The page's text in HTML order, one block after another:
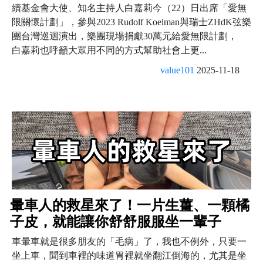
續基金會大使、知名主持人白嘉莉今（22）日出席「愛無
限關懷計劃」，參與2023 Rudolf Koelman與瑞士ZHdK弦樂
團台灣巡迴演出，樂團現場捐獻30萬元給愛無限計劃，
白嘉莉也呼籲大眾用不同的方式幫助社會上更...
value101 2025-11-18
暈車人的救星來了！一片生薑、一顆橘
子皮，就能讓你舒舒服服坐一輩子
車暈車就是很多朋友的「毛病」了，我也不例外，只要一
坐上車，聞到車裡的味道胃裡就坐翻江倒海的，尤其是坐